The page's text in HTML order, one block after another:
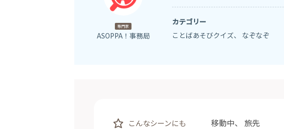
専門家
ASOPPA！事務局
カテゴリー
ことばあそびクイズ、
なぞなぞ
こんなシーンにも 移動中、 旅先